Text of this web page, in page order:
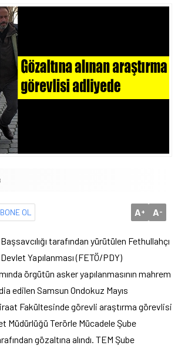
OL A+ A-
tarafından yürütülen Fethullahçı
Yapılanması (FETÖ/PDY)
örgütün asker yapılanmasının mahrem
edilen Samsun Ondokuz Mayıs
Fakültesinde görevli araştırma görevlisi
Müdürlüğü Terörle Mücadele Şube
gözaltına alındı. TEM Şube